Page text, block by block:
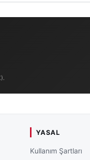
YASAL
Kullanım Şartları